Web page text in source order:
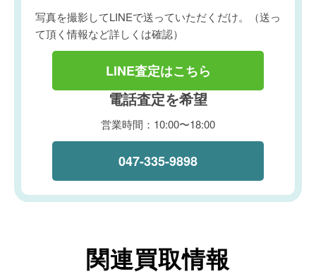
写真を撮影してLINEで送っていただくだけ。（送っ
て頂く情報など詳しくは確認）
LINE査定はこちら
電話査定を希望
営業時間：10:00〜18:00
047-335-9898
関連買取情報